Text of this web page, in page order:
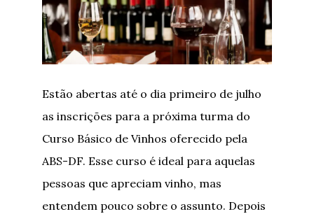
Estão abertas até o dia primeiro de julho
as inscrições para a próxima turma do
Curso Básico de Vinhos oferecido pela
ABS-DF. Esse curso é ideal para aquelas
pessoas que apreciam vinho, mas
entendem pouco sobre o assunto. Depois